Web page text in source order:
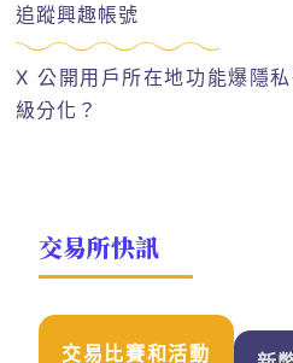
追蹤興趣帳號
X 公開用戶所在地功能爆隱
級分化？
交易所快訊
交易比賽和活動